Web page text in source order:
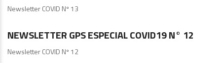
Newsletter COVID Nº 13
GPS
NEWSLETTER GPS ESPECIAL COVID19 N° 12
Newsletter COVID Nº 12
Noticias COVID-19